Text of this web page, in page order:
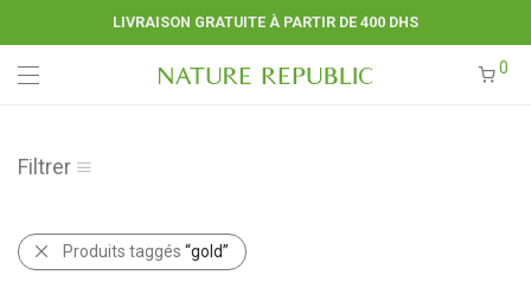
LIVRAISON GRATUITE À PARTIR DE 400 DHS
0
Filtrer
Produits taggés “gold”